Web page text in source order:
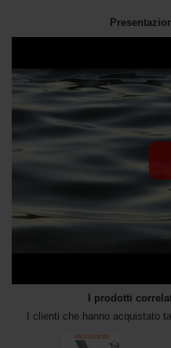
I prodotti
I clienti che hanno acquistato